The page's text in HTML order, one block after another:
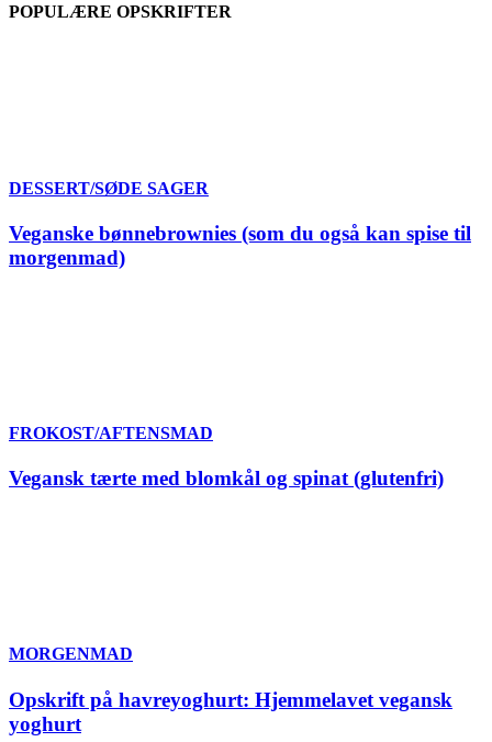
POPULÆRE OPSKRIFTER
DESSERT/SØDE SAGER
Veganske bønnebrownies (som du også kan spise til
morgenmad)
FROKOST/AFTENSMAD
Vegansk tærte med blomkål og spinat (glutenfri)
MORGENMAD
Opskrift på havreyoghurt: Hjemmelavet vegansk
yoghurt